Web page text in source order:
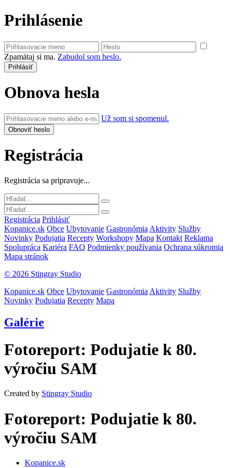
Prihlásenie
Zpamätaj si ma. Zabudol som heslo.
Obnova hesla
Už som si spomenul.
Registrácia
Registrácia sa pripravuje...
Registrácia Prihlásiť
Kopanice.sk Obce Ubytovanie Gastronómia Aktivity Služby
Novinky Podujatia Recepty Workshopy Mapa Kontakt Reklama
Spolupráca Kariéra FAQ Podmienky používania Ochrana súkromia
Mapa stránok
© 2026 Stingray Studio
Kopanice.sk Obce Ubytovanie Gastronómia Aktivity Služby
Novinky Podujatia Recepty Mapa
Galérie
Fotoreport: Podujatie k 80.
výročiu SAM
Created by Stingray Studio
Fotoreport: Podujatie k 80.
výročiu SAM
Kopanice.sk